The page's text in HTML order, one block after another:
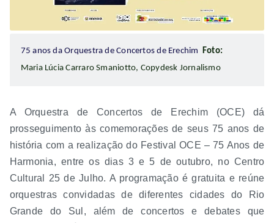
75 anos da Orquestra de Concertos de ErechimFoto:
Maria Lúcia Carraro Smaniotto, Copydesk Jornalismo
A Orquestra de Concertos de Erechim (OCE) dá
prosseguimento às comemorações de seus 75 anos de
história com a realização do Festival OCE – 75 Anos de
Harmonia, entre os dias 3 e 5 de outubro, no Centro
Cultural 25 de Julho. A programação é gratuita e reúne
orquestras convidadas de diferentes cidades do Rio
Grande do Sul, além de concertos e debates que